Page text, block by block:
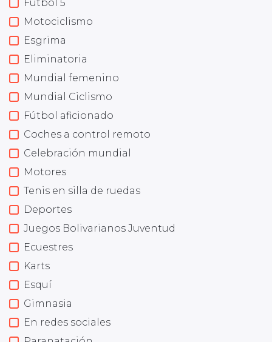
Fútbol 5
Motociclismo
Esgrima
Eliminatoria
Mundial femenino
Mundial Ciclismo
Fútbol aficionado
Coches a control remoto
Celebración mundial
Motores
Tenis en silla de ruedas
Deportes
Juegos Bolivarianos Juventud
Ecuestres
Karts
Esquí
Gimnasia
En redes sociales